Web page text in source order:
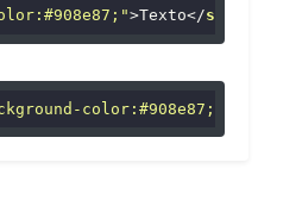
>Texto</span
color:#908e87;"